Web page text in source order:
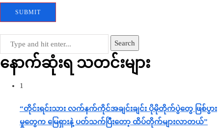
Search
နောက်ဆုံးရ သတင်းများ
1
“တိုင်းရင်းသား လက်နက်ကိုင်အချင်းချင်း ပိုမိုတိုက်ပွဲတွေ ဖြစ်ပွား
မှုတွေက မြေရှားနဲ့ ပတ်သက်ပြီးတော့ ထိပ်တိုက်များလာတယ်”